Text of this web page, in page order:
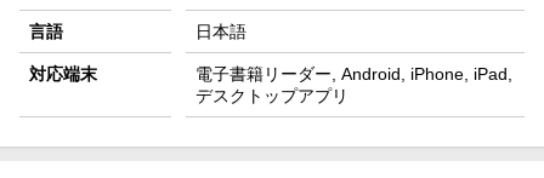
言語 日本語
対応端末
電子書籍リーダー, Android, iPhone, iPad,
デスクトップアプリ